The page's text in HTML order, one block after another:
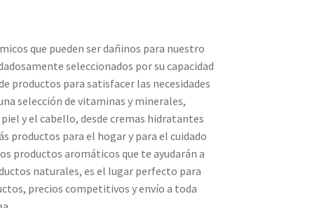
que pueden ser dañinos para nuestro
seleccionados por su capacidad
productos para satisfacer las necesidades
selección de vitaminas y minerales,
y el cabello, desde cremas hidratantes
productos para el hogar y para el cuidado
productos aromáticos que te ayudarán a
naturales, es el lugar perfecto para
precios competitivos y envío a toda